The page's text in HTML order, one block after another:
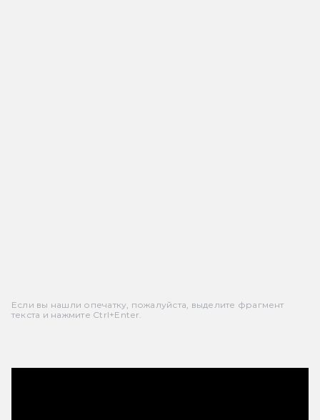
Если вы нашли опечатку, пожалуйста, выделите фрагмент
текста и нажмите Ctrl+Enter.